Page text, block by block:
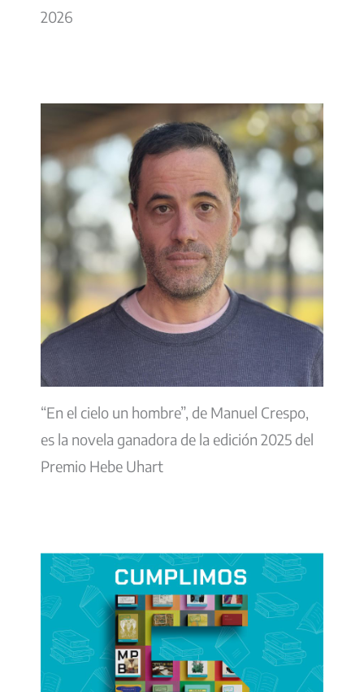
2026
“En el cielo un hombre”, de Manuel Crespo,
es la novela ganadora de la edición 2025 del
Premio Hebe Uhart